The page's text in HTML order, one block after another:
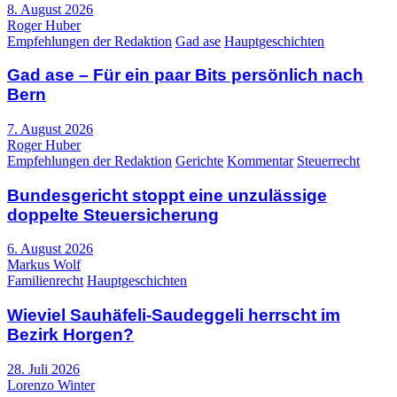
8. August 2026
Roger Huber
Empfehlungen der Redaktion Gad ase Hauptgeschichten
Gad ase – Für ein paar Bits persönlich nach
Bern
7. August 2026
Roger Huber
Empfehlungen der Redaktion Gerichte Kommentar Steuerrecht
Bundesgericht stoppt eine unzulässige
doppelte Steuersicherung
6. August 2026
Markus Wolf
Familienrecht Hauptgeschichten
Wieviel Sauhäfeli-Saudeggeli herrscht im
Bezirk Horgen?
28. Juli 2026
Lorenzo Winter